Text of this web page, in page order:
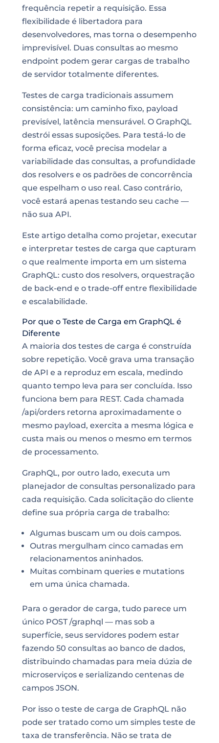
frequência repetir a requisição. Essa
flexibilidade é libertadora para
desenvolvedores, mas torna o desempenho
imprevisível. Duas consultas ao mesmo
endpoint podem gerar cargas de trabalho
de servidor totalmente diferentes.
Testes de carga tradicionais assumem
consistência: um caminho fixo, payload
previsível, latência mensurável. O GraphQL
destrói essas suposições. Para testá-lo de
forma eficaz, você precisa modelar a
variabilidade das consultas, a profundidade
dos resolvers e os padrões de concorrência
que espelham o uso real. Caso contrário,
você estará apenas testando seu cache —
não sua API.
Este artigo detalha como projetar, executar
e interpretar testes de carga que capturam
o que realmente importa em um sistema
GraphQL: custo dos resolvers, orquestração
de back-end e o trade-off entre flexibilidade
e escalabilidade.
Por que o Teste de Carga em GraphQL é
Diferente
A maioria dos testes de carga é construída
sobre repetição. Você grava uma transação
de API e a reproduz em escala, medindo
quanto tempo leva para ser concluída. Isso
funciona bem para REST. Cada chamada
/api/orders retorna aproximadamente o
mesmo payload, exercita a mesma lógica e
custa mais ou menos o mesmo em termos
de processamento.
GraphQL, por outro lado, executa um
planejador de consultas personalizado para
cada requisição. Cada solicitação do cliente
define sua própria carga de trabalho:
Algumas buscam um ou dois campos.
Outras mergulham cinco camadas em
relacionamentos aninhados.
Muitas combinam queries e mutations
em uma única chamada.
Para o gerador de carga, tudo parece um
único POST /graphql — mas sob a
superfície, seus servidores podem estar
fazendo 50 consultas ao banco de dados,
distribuindo chamadas para meia dúzia de
microserviços e serializando centenas de
campos JSON.
Por isso o teste de carga de GraphQL não
pode ser tratado como um simples teste de
taxa de transferência. Não se trata de